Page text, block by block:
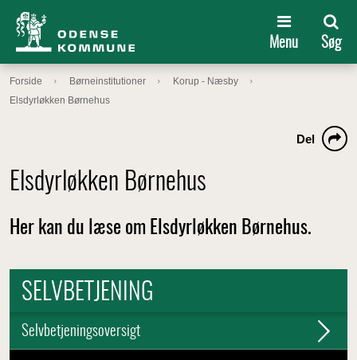
Menu Søg
Forside Børneinstitutioner
Korup - Næsby
Elsdyrløkken Børnehus
Elsdyrløkken Børnehus
Del
Her kan du læse om Elsdyrløkken Børnehus.
SELVBETJENING
Selvbetjeningsoversigt